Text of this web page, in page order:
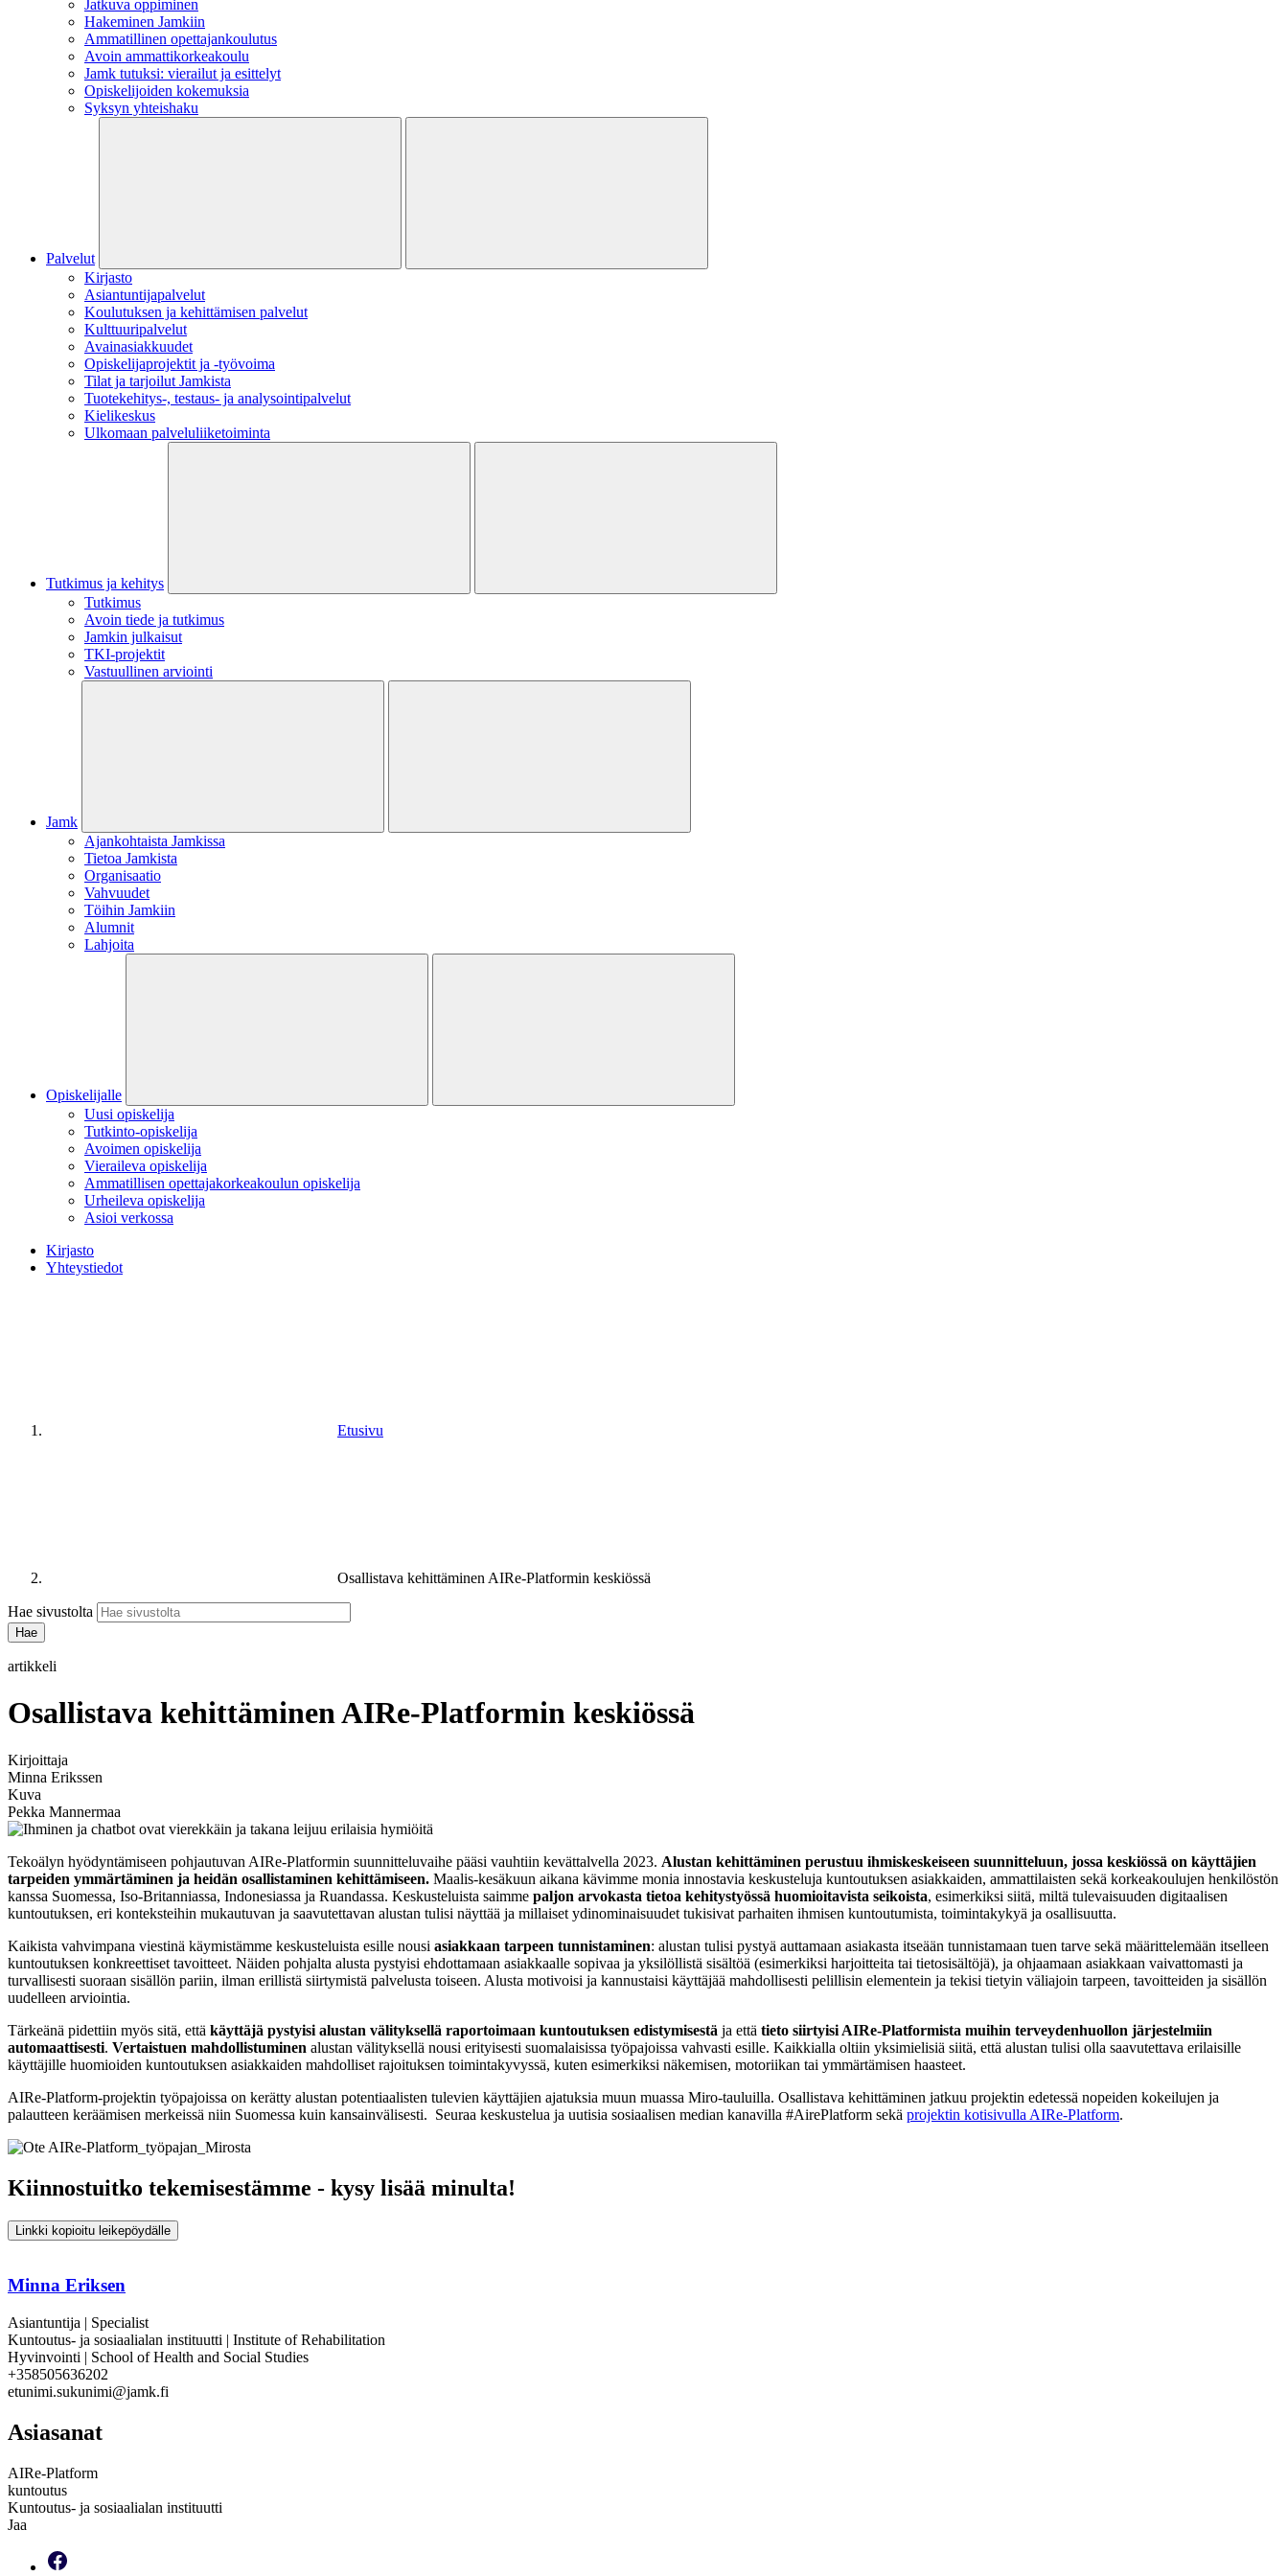
Jatkuva oppiminen
Hakeminen Jamkiin
Ammatillinen opettajankoulutus
Avoin ammattikorkeakoulu
Jamk tutuksi: vierailut ja esittelyt
Opiskelijoiden kokemuksia
Syksyn yhteishaku
Palvelut
Kirjasto
Asiantuntijapalvelut
Koulutuksen ja kehittämisen palvelut
Kulttuuripalvelut
Avainasiakkuudet
Opiskelijaprojektit​ ja -työvoima
Tilat ja tarjoilut Jamkista
Tuotekehitys-, testaus- ja analysointipalvelut
Kielikeskus
Ulkomaan palveluliiketoiminta
Tutkimus ja kehitys
Tutkimus
Avoin tiede ja tutkimus
Jamkin julkaisut
TKI-projektit
Vastuullinen arviointi
Jamk
Ajankohtaista Jamkissa
Tietoa Jamkista
Organisaatio
Vahvuudet
Töihin Jamkiin
Alumnit
Lahjoita
Opiskelijalle
Uusi opiskelija
Tutkinto-opiskelija
Avoimen opiskelija
Vieraileva opiskelija
Ammatillisen opettajakorkeakoulun opiskelija
Urheileva opiskelija
Asioi verkossa
Kirjasto
Yhteystiedot
Etusivu
Osallistava kehittäminen AIRe-Platformin keskiössä
Hae sivustolta
artikkeli
Osallistava kehittäminen AIRe-Platformin keskiössä
Kirjoittaja
Minna Erikssen
Kuva
Pekka Mannermaa
Tekoälyn hyödyntämiseen pohjautuvan AIRe-Platformin suunnitteluvaihe pääsi vauhtiin kevättalvella 2023. Alustan kehittäminen perustuu ihmiskeskeiseen suunnitteluun, jossa keskiössä on käyttäjien
tarpeiden ymmärtäminen ja heidän osallistaminen kehittämiseen. Maalis-kesäkuun aikana kävimme monia innostavia keskusteluja kuntoutuksen asiakkaiden, ammattilaisten sekä korkeakoulujen henkilöstön
kanssa Suomessa, Iso-Britanniassa, Indonesiassa ja Ruandassa. Keskusteluista saimme paljon arvokasta tietoa kehitystyössä huomioitavista seikoista, esimerkiksi siitä, miltä tulevaisuuden digitaalisen
kuntoutuksen, eri konteksteihin mukautuvan ja saavutettavan alustan tulisi näyttää ja millaiset ydinominaisuudet tukisivat parhaiten ihmisen kuntoutumista, toimintakykyä ja osallisuutta.
Kaikista vahvimpana viestinä käymistämme keskusteluista esille nousi asiakkaan tarpeen tunnistaminen: alustan tulisi pystyä auttamaan asiakasta itseään tunnistamaan tuen tarve sekä määrittelemään itselleen
kuntoutuksen konkreettiset tavoitteet. Näiden pohjalta alusta pystyisi ehdottamaan asiakkaalle sopivaa ja yksilöllistä sisältöä (esimerkiksi harjoitteita tai tietosisältöjä), ja ohjaamaan asiakkaan vaivattomasti ja
turvallisesti suoraan sisällön pariin, ilman erillistä siirtymistä palvelusta toiseen. Alusta motivoisi ja kannustaisi käyttäjää mahdollisesti pelillisin elementein ja tekisi tietyin väliajoin tarpeen, tavoitteiden ja sisällön
uudelleen arviointia.
Tärkeänä pidettiin myös sitä, että käyttäjä pystyisi alustan välityksellä raportoimaan kuntoutuksen edistymisestä ja että tieto siirtyisi AIRe-Platformista muihin terveydenhuollon järjestelmiin
automaattisesti. Vertaistuen mahdollistuminen alustan välityksellä nousi erityisesti suomalaisissa työpajoissa vahvasti esille. Kaikkialla oltiin yksimielisiä siitä, että alustan tulisi olla saavutettava erilaisille
käyttäjille huomioiden kuntoutuksen asiakkaiden mahdolliset rajoituksen toimintakyvyssä, kuten esimerkiksi näkemisen, motoriikan tai ymmärtämisen haasteet.
AIRe-Platform-projektin työpajoissa on kerätty alustan potentiaalisten tulevien käyttäjien ajatuksia muun muassa Miro-tauluilla. Osallistava kehittäminen jatkuu projektin edetessä nopeiden kokeilujen ja
palautteen keräämisen merkeissä niin Suomessa kuin kansainvälisesti. Seuraa keskustelua ja uutisia sosiaalisen median kanavilla #AirePlatform sekä projektin kotisivulla AIRe-Platform.
Kiinnostuitko tekemisestämme - kysy lisää minulta!
Linkki kopioitu leikepöydälle
Minna Eriksen
Asiantuntija | Specialist
Kuntoutus- ja sosiaalialan instituutti | Institute of Rehabilitation
Hyvinvointi | School of Health and Social Studies
+358505636202
etunimi.sukunimi@jamk.fi
Asiasanat
AIRe-Platform
kuntoutus
Kuntoutus- ja sosiaalialan instituutti
Jaa